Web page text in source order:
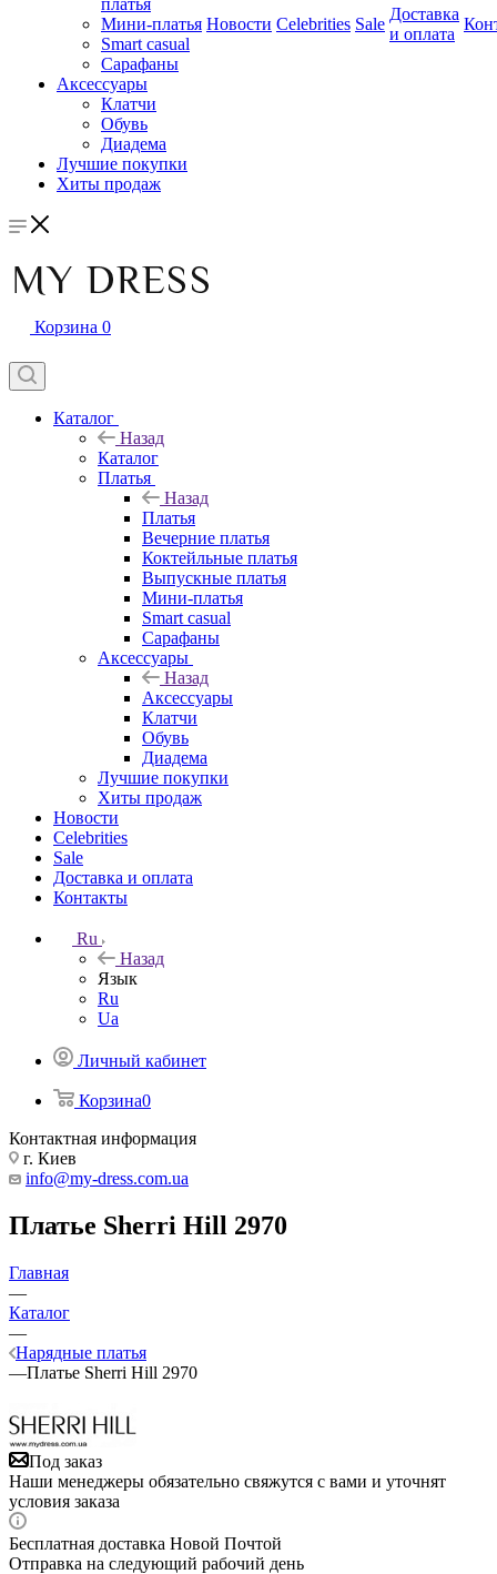
платья
Мини-платья
Smart casual
Сарафаны
Аксессуары
Клатчи
Обувь
Диадема
Лучшие покупки
Хиты продаж
Новости Celebrities Sale
Доставка
и оплата
Корзина 0
Каталог
Назад
Каталог
Платья
Назад
Платья
Вечерние платья
Коктейльные платья
Выпускные платья
Мини-платья
Smart casual
Сарафаны
Аксессуары
Назад
Аксессуары
Клатчи
Обувь
Диадема
Лучшие покупки
Хиты продаж
Новости
Celebrities
Sale
Доставка и оплата
Контакты
Ru
Назад
Язык
Ru
Ua
Личный кабинет
Корзина0
Контактная информация
г. Киев
info@my-dress.com.ua
Платье Sherri Hill 2970
Главная
—
Каталог
—
Нарядные платья
—Платье Sherri Hill 2970
Под заказ
Наши менеджеры обязательно свяжутся с вами и уточнят
условия заказа
Бесплатная доставка Новой Почтой
Отправка на следующий рабочий день